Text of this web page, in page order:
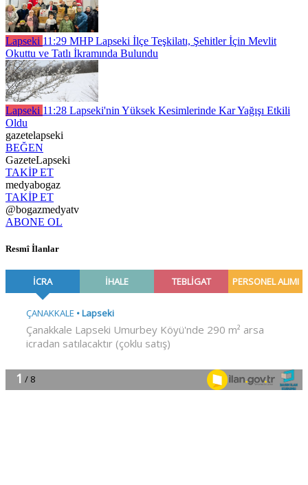
Lapseki 11:29 MHP Lapseki İlçe Teşkilatı, Şehitler İçin Mevlit
Okuttu ve Tatlı İkramında Bulundu
Lapseki 11:28 Lapseki'nin Yüksek Kesimlerinde Kar Yağışı Etkili
Oldu
gazetelapseki
BEĞEN
GazeteLapseki
TAKİP ET
medyabogaz
TAKİP ET
@bogazmedyatv
ABONE OL
Resmî İlanlar